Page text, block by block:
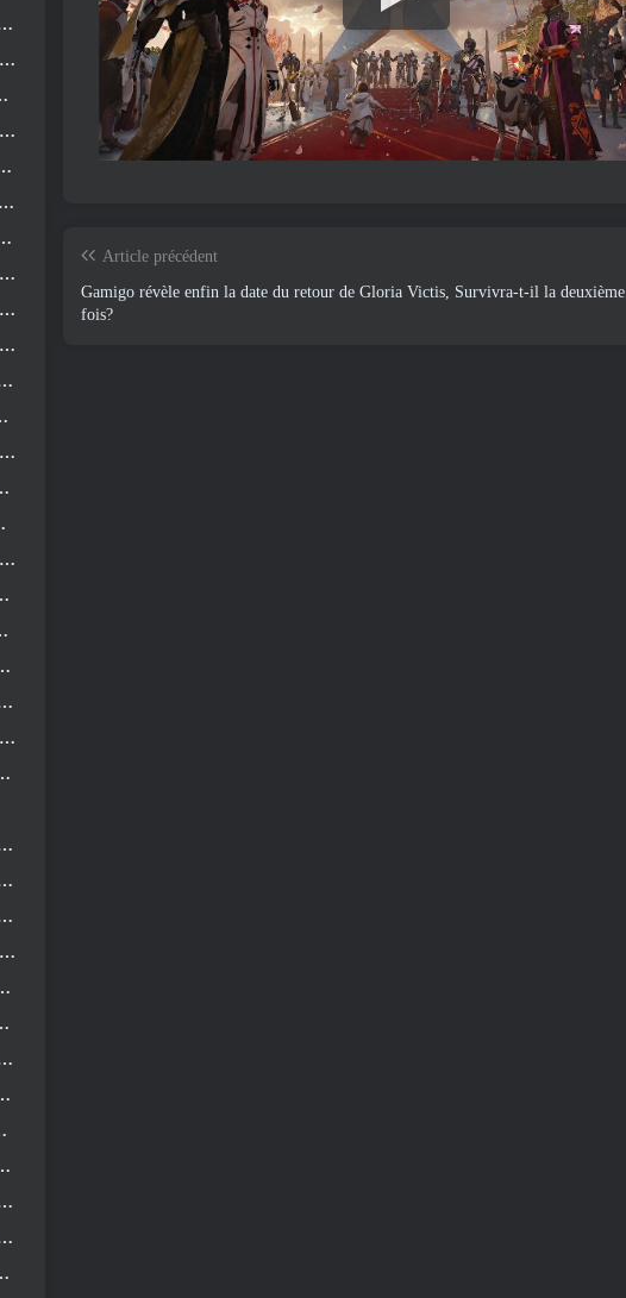
Article précédent
Gamigo révèle enfin la date du retour de Gloria Victis, Survivra-t-il la deuxième
fois?